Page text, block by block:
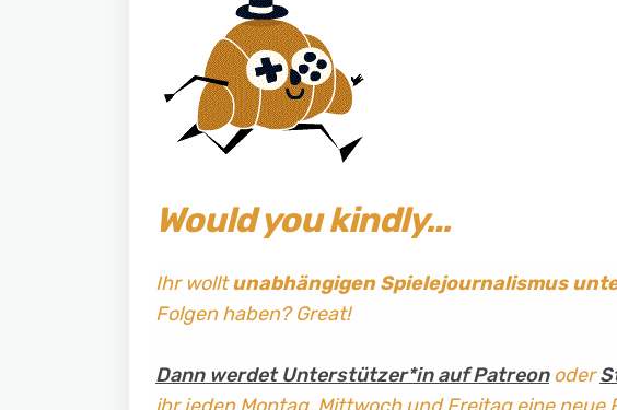
Would you kindly…
Ihr wolltunabhängigen Spielejournalismus
Folgen haben? Great!
Dann werdet Unterstützer*in auf Patreonoder